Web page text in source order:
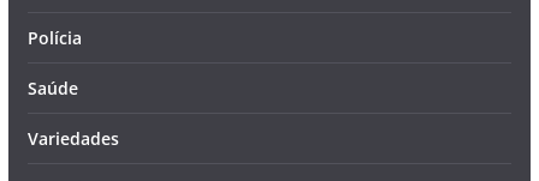
Polícia
Saúde
Variedades